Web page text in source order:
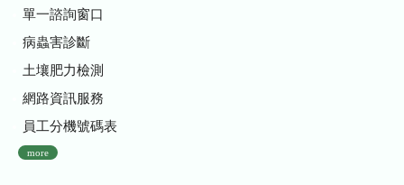
單一諮詢窗口
病蟲害診斷
土壤肥力檢測
網路資訊服務
員工分機號碼表
more